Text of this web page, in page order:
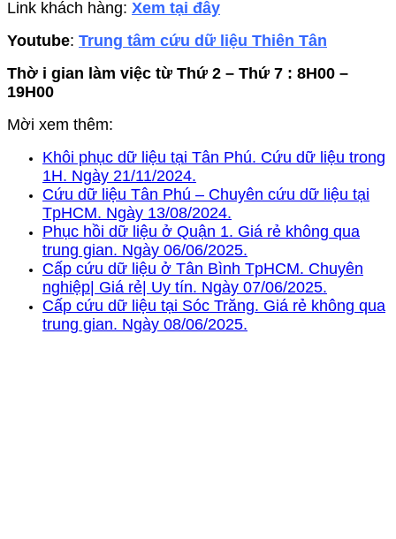
Link khách hàng: Xem tại đây
Youtube: Trung tâm cứu dữ liệu Thiên Tân
Thờ i gian làm việc từ Thứ 2 – Thứ 7 : 8H00 –
19H00
Mời xem thêm:
Khôi phục dữ liệu tại Tân Phú. Cứu dữ liệu trong
1H. Ngày 21/11/2024.
Cứu dữ liệu Tân Phú – Chuyên cứu dữ liệu tại
TpHCM. Ngày 13/08/2024.
Phục hồi dữ liệu ở Quận 1. Giá rẻ không qua
trung gian. Ngày 06/06/2025.
Cấp cứu dữ liệu ở Tân Bình TpHCM. Chuyên
nghiệp| Giá rẻ| Uy tín. Ngày 07/06/2025.
Cấp cứu dữ liệu tại Sóc Trăng. Giá rẻ không qua
trung gian. Ngày 08/06/2025.